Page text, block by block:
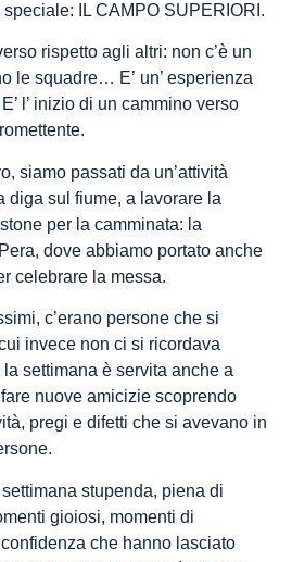
IL CAMPO SUPERIORI.
rispetto agli altri: non c’è un
le squadre… E’ un’ esperienza
l’ inizio di un cammino verso
siamo passati da un’attività
diga sul fiume, a lavorare la
per la camminata: la
dove abbiamo portato anche
celebrare la messa.
c’erano persone che si
invece non ci si ricordava
settimana è servita anche a
nuove amicizie scoprendo
pregi e difetti che si avevano in
stupenda, piena di
gioiosi, momenti di
che hanno lasciato